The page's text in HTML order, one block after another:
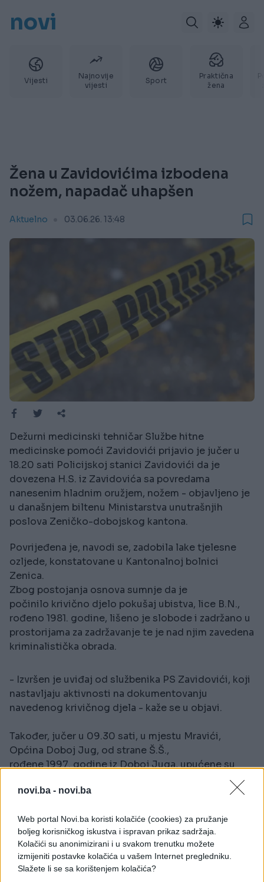
novi.ba - novi.ba
Web portal Novi.ba koristi kolačiće (cookies) za pružanje
boljeg korisničkog iskustva i ispravan prikaz sadržaja.
Kolačići su anonimizirani i u svakom trenutku možete
izmijeniti postavke kolačića u vašem Internet pregledniku.
Slažete li se sa korištenjem kolačića?
novi
Vijesti
Najnovije
vijesti
Sport
Praktična
žena
Žena u Zavidovićima izbodena
nožem, napadač uhapšen
Aktuelno 03.06.26. 13:48
Dežurni medicinski tehničar Službe hitne
medicinske pomoći Zavidovići prijavio je jučer u
18.20 sati Policijskoj stanici Zavidovići da je
dovezena H.S. iz Zavidovića sa povredama
nanesenim hladnim oružjem, nožem - objavljeno je
u današnjem biltenu Ministarstva unutrašnjih
poslova Zeničko-dobojskog kantona.
Povrijeđena je, navodi se, zadobila lake tjelesne
ozljede, konstatovane u Kantonalnoj bolnici
Zenica.
Zbog postojanja osnova sumnje da je
počinilo krivično djelo pokušaj ubistva, lice B.N.,
rođeno 1981. godine, lišeno je slobode i zadržano u
prostorijama za zadržavanje te je nad njim zavedena
kriminalistička obrada.
- Izvršen je uviđaj od službenika PS Zavidovići, koji
nastavljaju aktivnosti na dokumentovanju
navedenog krivičnog djela - kaže se u objavi.
Također, jučer u 09.30 sati, u mjestu Mravići,
Općina Doboj Jug, od strane Š.Š.,
rođene 1997. godine iz Doboj Juga, upućene su
prijetnje prema Š. M., rođenoj 1985. godine iz Doboj
Juga.
- Zbog postojanja osnova sumnje da je
izvršila krivično djelo 'Ugrožavanje sigurnosti', Š.Š.
je lišena slobode i zadržana u prostorijama za
zadržavanje te je nad njom zavedena kriminalistička
obrada - naveli su iz MUP-a ZDK.